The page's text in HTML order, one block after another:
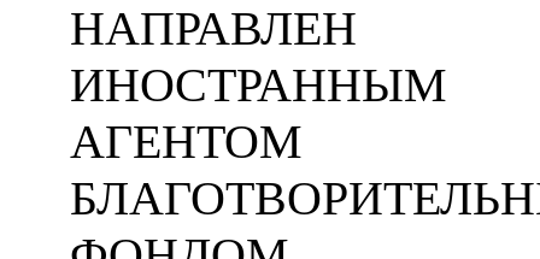
НАПРАВЛЕН
ИНОСТРАННЫМ
АГЕНТОМ